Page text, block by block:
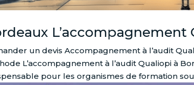
L’accompagnement
un devis Accompagnement à l’audit
L’accompagnement à l’audit Qualiopi à
pour les organismes de formation